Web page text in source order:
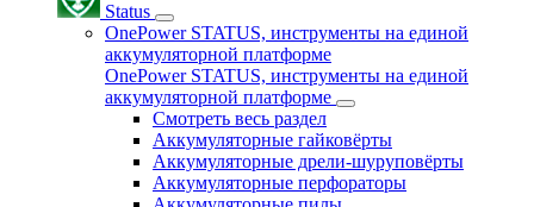
Status
OnePower STATUS, инструменты на единой
аккумуляторной платформе
OnePower STATUS, инструменты на единой
аккумуляторной платформе
Смотреть весь раздел
Аккумуляторные гайковёрты
Аккумуляторные дрели-шуруповёрты
Аккумуляторные перфораторы